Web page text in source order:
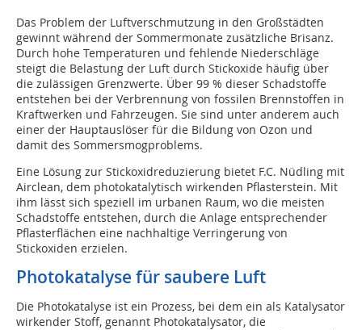
Das Problem der Luftverschmutzung in den Großstädten
gewinnt während der Sommermonate zusätzliche Brisanz.
Durch hohe Temperaturen und fehlende Niederschläge
steigt die Belastung der Luft durch Stickoxide häufig über
die zulässigen Grenzwerte. Über 99 % dieser Schadstoffe
entstehen bei der Verbrennung von fossilen Brennstoffen in
Kraftwerken und Fahrzeugen. Sie sind unter anderem auch
einer der Hauptauslöser für die Bildung von Ozon und
damit des Sommersmogproblems.
Eine Lösung zur Stickoxidreduzierung bietet F.C. Nüdling mit
Airclean, dem photokatalytisch wirkenden Pflasterstein. Mit
ihm lässt sich speziell im urbanen Raum, wo die meisten
Schadstoffe entstehen, durch die Anlage entsprechender
Pflasterflächen eine nachhaltige Verringerung von
Stickoxiden erzielen.
Photokatalyse für saubere Luft
Die Photokatalyse ist ein Prozess, bei dem ein als Katalysator
wirkender Stoff, genannt Photokatalysator, die